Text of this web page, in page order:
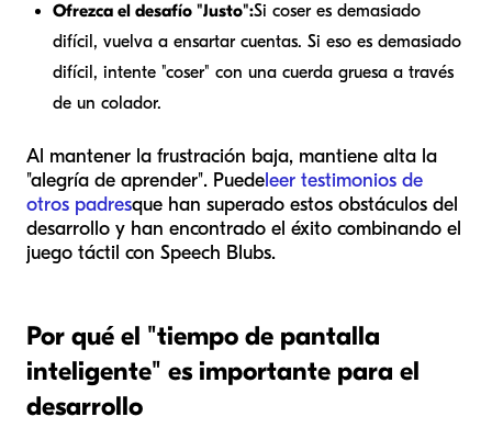
Ofrezca el desafío "Justo":Si coser es demasiado
difícil, vuelva a ensartar cuentas. Si eso es demasiado
difícil, intente "coser" con una cuerda gruesa a través
de un colador.
Al mantener la frustración baja, mantiene alta la
"alegría de aprender". Puedeleer testimonios de
otros padresque han superado estos obstáculos del
desarrollo y han encontrado el éxito combinando el
juego táctil con Speech Blubs.
Por qué el "tiempo de pantalla
inteligente" es importante para el
desarrollo